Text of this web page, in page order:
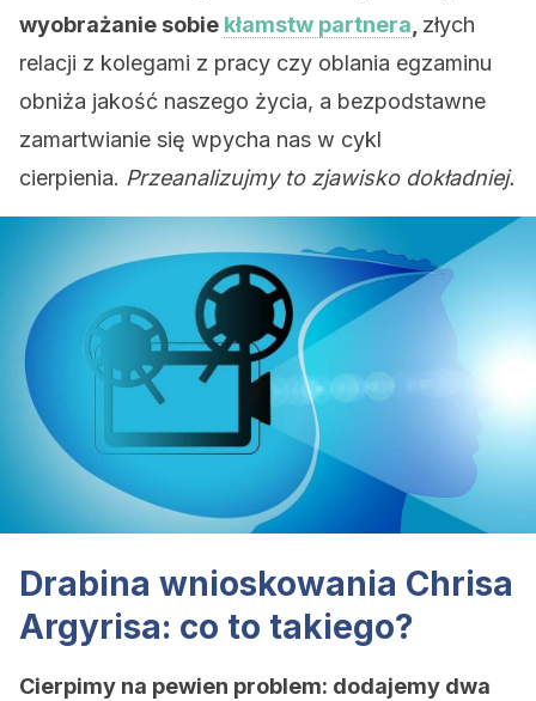
wyobrażanie sobie kłamstw partnera złych
relacji z kolegami z pracy czy oblania egzaminu
obniża jakość naszego życia, a bezpodstawne
zamartwianie się wpycha nas w cykl
cierpienia. Przeanalizujmy to zjawisko dokładniej.
Drabina wnioskowania Chrisa
Argyrisa: co to takiego?
Cierpimy na pewien problem: dodajemy dwa